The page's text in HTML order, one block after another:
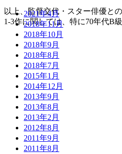
2021年4月
2018年11月
2018年10月
2018年9月
2018年8月
2018年7月
2015年1月
2014年12月
2013年9月
2013年8月
2013年2月
2012年8月
2011年9月
2011年8月
以上、監督交代・スター俳優と
1-3作に関しては、特に70年代B